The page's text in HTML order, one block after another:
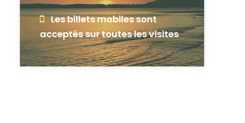
Les billets mobiles sont
acceptés sur toutes les visites